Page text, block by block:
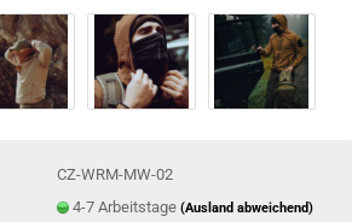
CZ-WRM-MW-02
4-7 Arbeitstage(Ausland abweichend)